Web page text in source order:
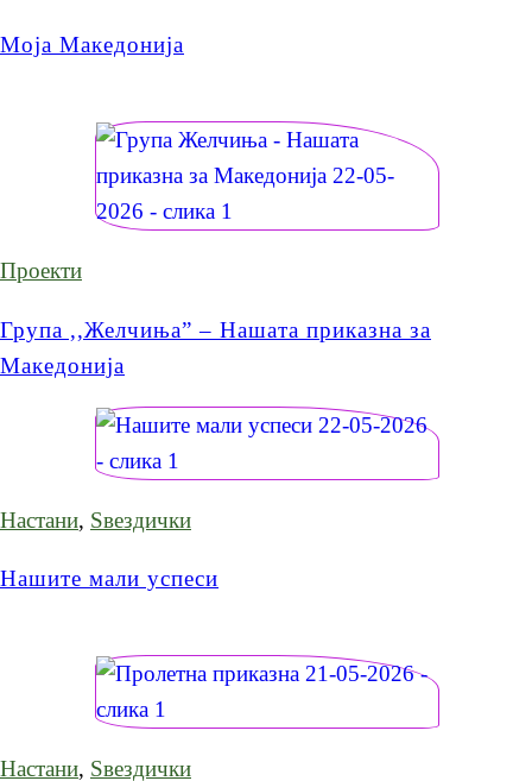
Моја Македонија
Проекти
Група ,,Желчиња” – Нашата приказна за
Македонија
Настани, Ѕвездички
Нашите мали успеси
Настани, Ѕвездички